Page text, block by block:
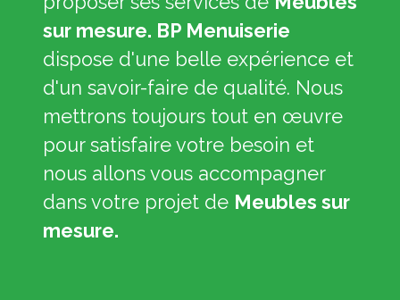
sur mesure. BP Menuiserie
dispose d'une belle expérience et
d'un savoir-faire de qualité. Nous
mettrons toujours tout en œuvre
pour satisfaire votre besoin et
nous allons vous accompagner
dans votre projet de Meubles sur
mesure.